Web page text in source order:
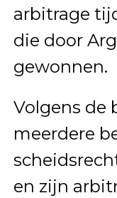
arbitrage
die door
gewonnen.
Volgens de
meerdere
en zijn